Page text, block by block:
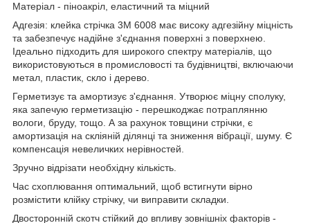
Матеріал - піноакріл, еластичний та міцний
Адгезія: клейка стрічка 3M 6008 має високу адгезійну міцність
та забезпечує надійне з'єднання поверхні з поверхнею.
Ідеально підходить для широкого спектру матеріалів, що
використовуються в промисловості та будівництві, включаючи
метал, пластик, скло і дерево.
Герметизує та амортизує з'єднання. Утворює міцну сполуку,
яка запечую герметизацію - перешкоджає потраплянню
вологи, бруду, тощо. А за рахунок товщини стрічки, є
амортизація на скліяній ділянці та зниження вібрації, шуму. Є
компенсація невеличких нерівностей.
Зручно відрізати необхідну кількість.
Час схоплювання оптимальний, щоб встигнути вірно
розмістити клійку стрічку, чи виправити складки.
Двосторонній скотч стійкий до впливу зовнішніх факторів -